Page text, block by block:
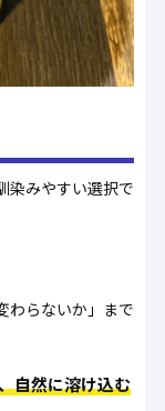
染みやすい選択で
わらないか」まで
自然に溶け込む